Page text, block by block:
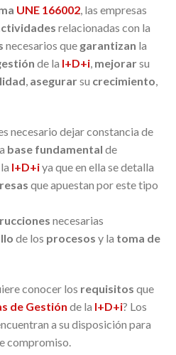
UNE 166002, las empresas
relacionadas con la
necesarios que garantizan la
de la I+D+i, mejorarsu
, asegurarsu crecimiento,
necesario dejar constancia de
base fundamental de
I+D+iya que en ella se detalla
que apuestan por este tipo
necesarias
de los procesos y la toma de
conocer los requisitos que
de Gestión de la I+D+i? Los
a su disposición para
compromiso.